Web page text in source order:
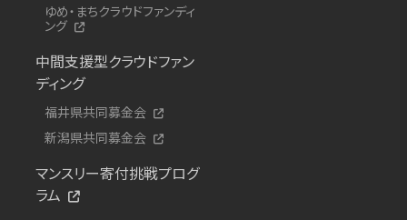
ゆめ・まちクラウドファンディ
ング
中間支援型クラウドファン
ディング
福井県共同募金会
新潟県共同募金会
マンスリー寄付挑戦プログ
ラム